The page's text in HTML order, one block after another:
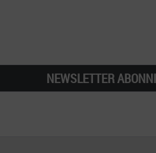
NEWSLETTER